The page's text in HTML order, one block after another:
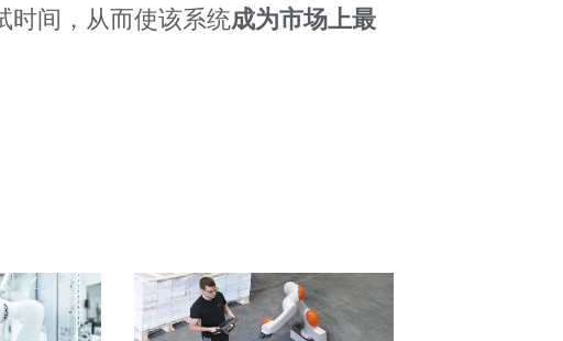
时间，从而使该系统成为市场上最